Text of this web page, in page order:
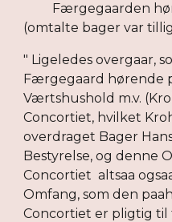
Færgegaarden
(omtalte bager var
" Ligeledes overgaar,
Færgegaard hørende
Værtshushold m.v.
Concortiet, hvilket
overdraget Bager
Bestyrelse, og denne
Concortiet altsaa
Omfang, som den
Concortiet er pligtig til